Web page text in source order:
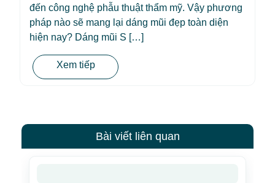
đến công nghệ phẫu thuật thẩm mỹ. Vậy phương
pháp nào sẽ mang lại dáng mũi đẹp toàn diện
hiện nay? Dáng mũi S […]
Xem tiếp
Bài viết liên quan